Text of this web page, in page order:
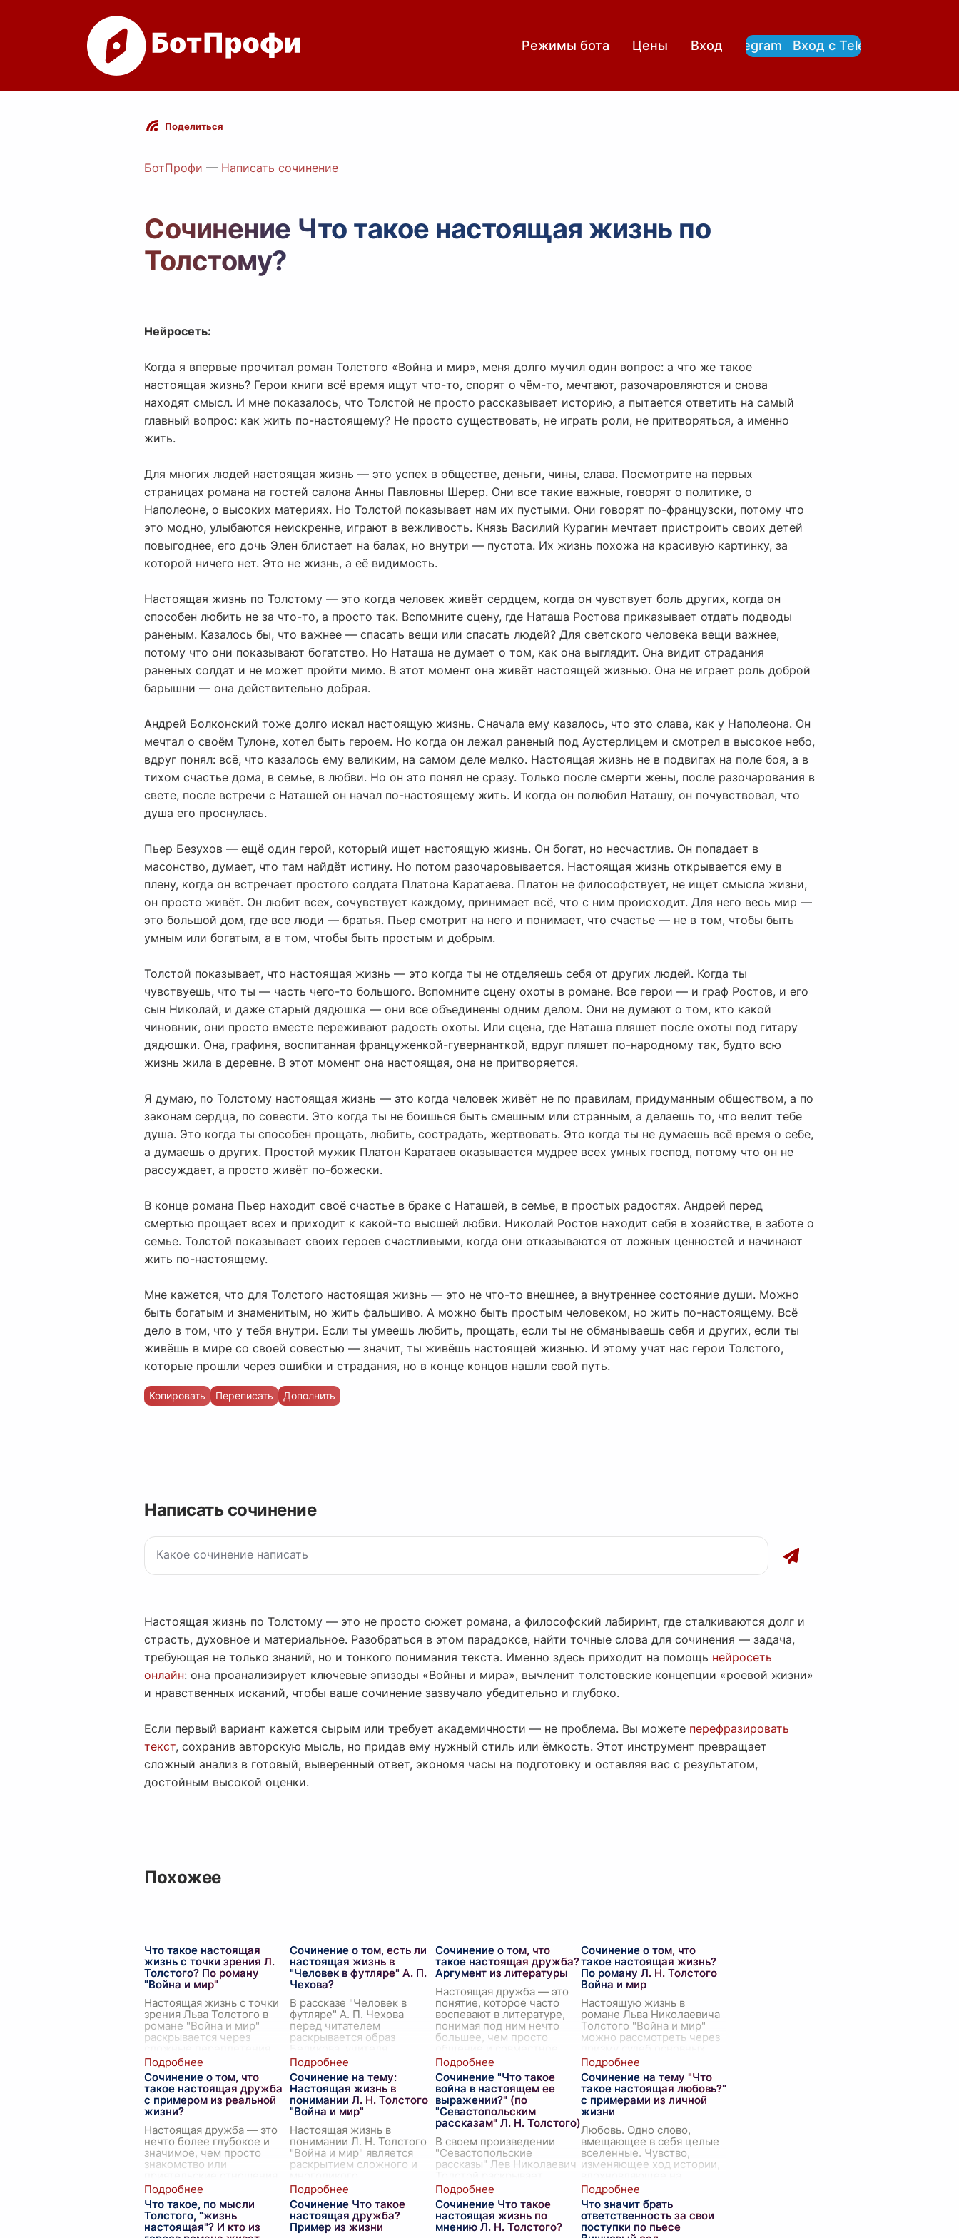
Режимы бота Цены Вход
Вход с Telegram Вход с Telegram
Поделиться
БотПрофи — Написать сочинение
Сочинение Что такое настоящая жизнь по
Толстому?
Нейросеть:
Когда я впервые прочитал роман Толстого «Война и мир», меня долго мучил один вопрос: а что же такое
настоящая жизнь? Герои книги всё время ищут что-то, спорят о чём-то, мечтают, разочаровляются и снова
находят смысл. И мне показалось, что Толстой не просто рассказывает историю, а пытается ответить на самый
главный вопрос: как жить по-настоящему? Не просто существовать, не играть роли, не притворяться, а именно
жить.
Для многих людей настоящая жизнь — это успех в обществе, деньги, чины, слава. Посмотрите на первых
страницах романа на гостей салона Анны Павловны Шерер. Они все такие важные, говорят о политике, о
Наполеоне, о высоких материях. Но Толстой показывает нам их пустыми. Они говорят по-французски, потому что
это модно, улыбаются неискренне, играют в вежливость. Князь Василий Курагин мечтает пристроить своих детей
повыгоднее, его дочь Элен блистает на балах, но внутри — пустота. Их жизнь похожа на красивую картинку, за
которой ничего нет. Это не жизнь, а её видимость.
Настоящая жизнь по Толстому — это когда человек живёт сердцем, когда он чувствует боль других, когда он
способен любить не за что-то, а просто так. Вспомните сцену, где Наташа Ростова приказывает отдать подводы
раненым. Казалось бы, что важнее — спасать вещи или спасать людей? Для светского человека вещи важнее,
потому что они показывают богатство. Но Наташа не думает о том, как она выглядит. Она видит страдания
раненых солдат и не может пройти мимо. В этот момент она живёт настоящей жизнью. Она не играет роль доброй
барышни — она действительно добрая.
Андрей Болконский тоже долго искал настоящую жизнь. Сначала ему казалось, что это слава, как у Наполеона. Он
мечтал о своём Тулоне, хотел быть героем. Но когда он лежал раненый под Аустерлицем и смотрел в высокое небо,
вдруг понял: всё, что казалось ему великим, на самом деле мелко. Настоящая жизнь не в подвигах на поле боя, а в
тихом счастье дома, в семье, в любви. Но он это понял не сразу. Только после смерти жены, после разочарования в
свете, после встречи с Наташей он начал по-настоящему жить. И когда он полюбил Наташу, он почувствовал, что
душа его проснулась.
Пьер Безухов — ещё один герой, который ищет настоящую жизнь. Он богат, но несчастлив. Он попадает в
масонство, думает, что там найдёт истину. Но потом разочаровывается. Настоящая жизнь открывается ему в
плену, когда он встречает простого солдата Платона Каратаева. Платон не философствует, не ищет смысла жизни,
он просто живёт. Он любит всех, сочувствует каждому, принимает всё, что с ним происходит. Для него весь мир —
это большой дом, где все люди — братья. Пьер смотрит на него и понимает, что счастье — не в том, чтобы быть
умным или богатым, а в том, чтобы быть простым и добрым.
Толстой показывает, что настоящая жизнь — это когда ты не отделяешь себя от других людей. Когда ты
чувствуешь, что ты — часть чего-то большого. Вспомните сцену охоты в романе. Все герои — и граф Ростов, и его
сын Николай, и даже старый дядюшка — они все объединены одним делом. Они не думают о том, кто какой
чиновник, они просто вместе переживают радость охоты. Или сцена, где Наташа пляшет после охоты под гитару
дядюшки. Она, графиня, воспитанная француженкой-гувернанткой, вдруг пляшет по-народному так, будто всю
жизнь жила в деревне. В этот момент она настоящая, она не притворяется.
Я думаю, по Толстому настоящая жизнь — это когда человек живёт не по правилам, придуманным обществом, а по
законам сердца, по совести. Это когда ты не боишься быть смешным или странным, а делаешь то, что велит тебе
душа. Это когда ты способен прощать, любить, сострадать, жертвовать. Это когда ты не думаешь всё время о себе,
а думаешь о других. Простой мужик Платон Каратаев оказывается мудрее всех умных господ, потому что он не
рассуждает, а просто живёт по-божески.
В конце романа Пьер находит своё счастье в браке с Наташей, в семье, в простых радостях. Андрей перед
смертью прощает всех и приходит к какой-то высшей любви. Николай Ростов находит себя в хозяйстве, в заботе о
семье. Толстой показывает своих героев счастливыми, когда они отказываются от ложных ценностей и начинают
жить по-настоящему.
Мне кажется, что для Толстого настоящая жизнь — это не что-то внешнее, а внутреннее состояние души. Можно
быть богатым и знаменитым, но жить фальшиво. А можно быть простым человеком, но жить по-настоящему. Всё
дело в том, что у тебя внутри. Если ты умеешь любить, прощать, если ты не обманываешь себя и других, если ты
живёшь в мире со своей совестью — значит, ты живёшь настоящей жизнью. И этому учат нас герои Толстого,
которые прошли через ошибки и страдания, но в конце концов нашли свой путь.
Копировать Переписать Дополнить
Написать сочинение
Настоящая жизнь по Толстому — это не просто сюжет романа, а философский лабиринт, где сталкиваются долг и
страсть, духовное и материальное. Разобраться в этом парадоксе, найти точные слова для сочинения — задача,
требующая не только знаний, но и тонкого понимания текста. Именно здесь приходит на помощь нейросеть
онлайн: она проанализирует ключевые эпизоды «Войны и мира», вычленит толстовские концепции «роевой жизни»
и нравственных исканий, чтобы ваше сочинение зазвучало убедительно и глубоко.
Если первый вариант кажется сырым или требует академичности — не проблема. Вы можете перефразировать
текст, сохранив авторскую мысль, но придав ему нужный стиль или ёмкость. Этот инструмент превращает
сложный анализ в готовый, выверенный ответ, экономя часы на подготовку и оставляя вас с результатом,
достойным высокой оценки.
Похожее
Что такое настоящая
жизнь с точки зрения Л.
Толстого? По роману
"Война и мир"
Настоящая жизнь с точки
зрения Льва Толстого в
романе "Война и мир"
раскрывается через
судеб его персонажей,
через их внутренние
переживания и поиски
смысла бы...
Сочинение о том, есть ли
настоящая жизнь в
"Человек в футляре" А. П.
Чехова?
В рассказе "Человек в
футляре" А. П. Чехова
перед читателем
раскрывается образ
гимназии, ведущего жизнь
в виде некоего футляра.
Этот футляр
символизирует замкнуто...
Сочинение о том, что
такое настоящая дружба?
Аргумент из литературы
Настоящая дружба — это
понятие, которое часто
воспевают в литературе,
понимая под ним нечто
большее, чем просто
времяпрепровождение.
Это глубокая связка душ,
в...
Сочинение о том, что
такое настоящая жизнь?
По роману Л. Н. Толстого
Война и мир
Настоящую жизнь в
романе Льва Николаевича
Толстого "Война и мир"
можно рассмотреть через
героев и их развития на
фоне исторических
событий. Вопрос о том, что
...
Сочинение о том, что
такое настоящая дружба
с примером из реальной
жизни?
Настоящая дружба — это
нечто более глубокое и
значимое, чем просто
знакомство или
Это чувство, когда ты
можешь полностью
полагаться на другого
человека, быт...
Сочинение на тему:
Настоящая жизнь в
понимании Л. Н. Толстого
"Война и мир"
Настоящая жизнь в
понимании Л. Н. Толстого
"Война и мир" является
раскрытием сложного и
человеческого
существования. В этом
эпическом произведении
Толстой создаёт цельн
Сочинение "Что такое
война в настоящем ее
выражении?" (по
"Севастопольским
рассказам" Л. Н. Толстого)
В своем произведении
"Севастопольские
рассказы" Лев Николаевич
реальность войны, не
прикрывая её мнимой
героикой и
патриотическими
лозунгами. Через
Сочинение на тему "Что
такое настоящая любовь?"
с примерами из личной
жизни
Любовь. Одно слово,
вмещающее в себя целые
вселенные. Чувство,
изменяющее ход истории,
подвиги и толкающее в
бездну отчаяния. Предмет
нескончаемых споров,
источник...
Что такое, по мысли
Толстого, "жизнь
настоящая"? И кто из
Сочинение Что такое
настоящая дружба?
Пример из жизни
Сочинение Что такое
настоящая жизнь по
мнению Л. Н. Толстого?
Что значит брать
ответственность за свои
поступки по пьесе